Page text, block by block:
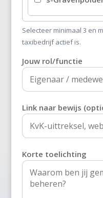
's-Gravenzande
's-Heer
's-Heer
's-Heer
's-Heerenberg
's-Heerenbroek
's-
't Goy
Selecteer minimaal 3 en
taxibedrijf actief is.
Jouw rol/functie
Link naar bewijs
Korte toelichting